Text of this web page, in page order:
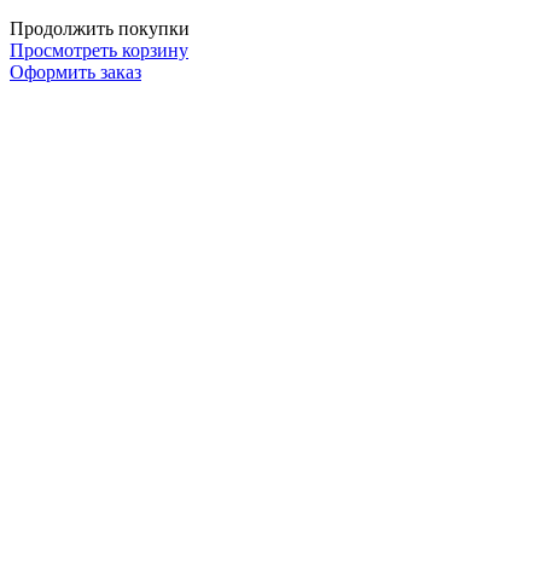
Продолжить покупки
Просмотреть корзину
Оформить заказ